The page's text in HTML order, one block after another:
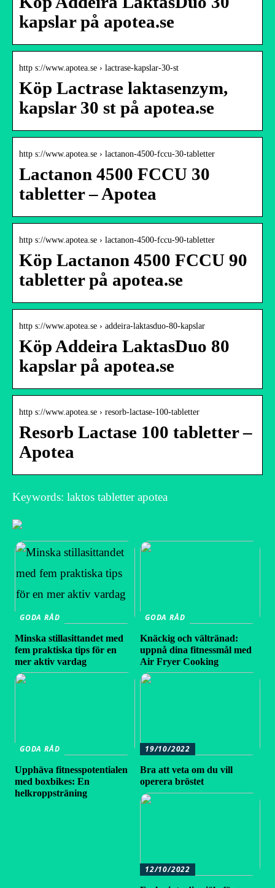
kapslar på apotea.se
http s://www.apotea.se › lactrase-kapslar-30-st
Köp Lactrase laktasenzym,
kapslar 30 st på apotea.se
http s://www.apotea.se › lactanon-4500-fccu-30-tabletter
Lactanon 4500 FCCU 30
tabletter – Apotea
http s://www.apotea.se › lactanon-4500-fccu-90-tabletter
Köp Lactanon 4500 FCCU 90
tabletter på apotea.se
http s://www.apotea.se › addeira-laktasduo-80-kapslar
Köp Addeira LaktasDuo 80
kapslar på apotea.se
http s://www.apotea.se › resorb-lactase-100-tabletter
Resorb Lactase 100 tabletter –
Apotea
Keywords: laktos tabletter apotea
GODA RÅD
Minska stillasittandet med
fem praktiska tips för en
mer aktiv vardag
GODA RÅD
Knäckig och vältränad:
uppnå dina fitnessmål med
Air Fryer Cooking
GODA RÅD
Upphäva fitnesspotentialen
med boxbikes: En
helkroppsträning
19/10/2022
Bra att veta om du vill
operera bröstet
12/10/2022